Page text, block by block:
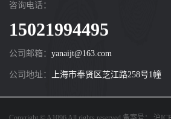
咨询电话：
15021994495
公司邮箱： yanaijt@163.com
公司地址： 上海市奉贤区芝江路258号1幢